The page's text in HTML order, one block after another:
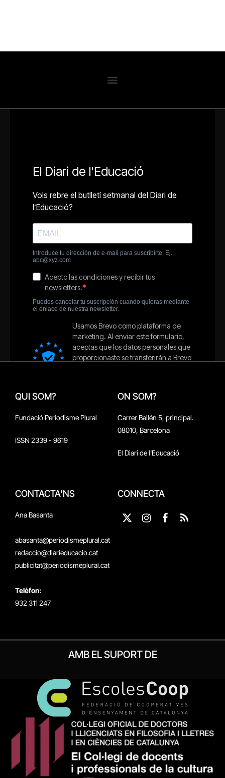
QUI SOM?
Fundació Periodisme Plural
ISSN 2339 - 9619
ON SOM?
Carrer Bailén 5, principal.
08010, Barcelona
El Diari de l'Educació
CONTACTA'NS
Ana Basanta
abasanta@periodismeplural.cat
redaccio@diarieducacio.cat
publicitat@periodismeplural.cat
Telèfon:
932 311 247
CONNECTA
X
Instagram
Facebook
RSS
AMB EL SUPORT DE